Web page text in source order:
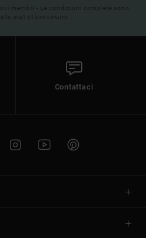
membri - Le condizioni complete sono
mail di benvenuto
Contattaci